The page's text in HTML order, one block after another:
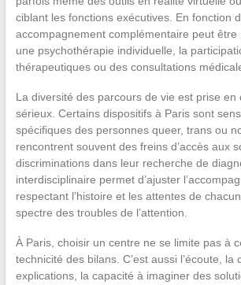
ciblant les fonctions exécutives. En fonction
accompagnement complémentaire peut être
une psychothérapie individuelle, la
thérapeutiques ou des consultations
La diversité des parcours de vie est prise en
sérieux. Certains dispositifs à Paris sont
spécifiques des personnes queer, trans ou
rencontrent souvent des freins d’accès aux
discriminations dans leur recherche de
interdisciplinaire permet d’ajuster
respectant l’histoire et les attentes de
spectre des troubles de l’attention.
À Paris, choisir un centre ne se limite pas à
technicité des bilans. C’est aussi l’écoute, la
explications, la capacité à imaginer des